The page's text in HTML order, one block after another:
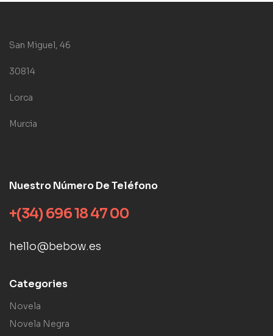
San Miguel, 46
30814
Lorca
Murcia
Nuestro Número De Teléfono
+(34) 696 18 47 00
hello@bebow.es
Categories
Novela
Novela Negra